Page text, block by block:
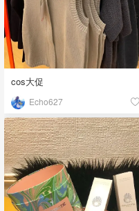
cos大促
Echo627